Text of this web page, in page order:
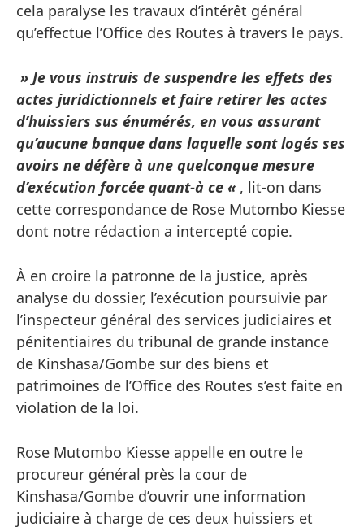
cela paralyse les travaux d’intérêt général
qu’effectue l’Office des Routes à travers le pays.
» Je vous instruis de suspendre les effets des
actes juridictionnels et faire retirer les actes
d’huissiers sus énumérés, en vous assurant
qu’aucune banque dans laquelle sont logés ses
avoirs ne défère à une quelconque mesure
d’exécution forcée quant-à ce « , lit-on dans
cette correspondance de Rose Mutombo Kiesse
dont notre rédaction a intercepté copie.
À en croire la patronne de la justice, après
analyse du dossier, l’exécution poursuivie par
l’inspecteur général des services judiciaires et
pénitentiaires du tribunal de grande instance
de Kinshasa/Gombe sur des biens et
patrimoines de l’Office des Routes s’est faite en
violation de la loi.
Rose Mutombo Kiesse appelle en outre le
procureur général près la cour de
Kinshasa/Gombe d’ouvrir une information
judiciaire à charge de ces deux huissiers et